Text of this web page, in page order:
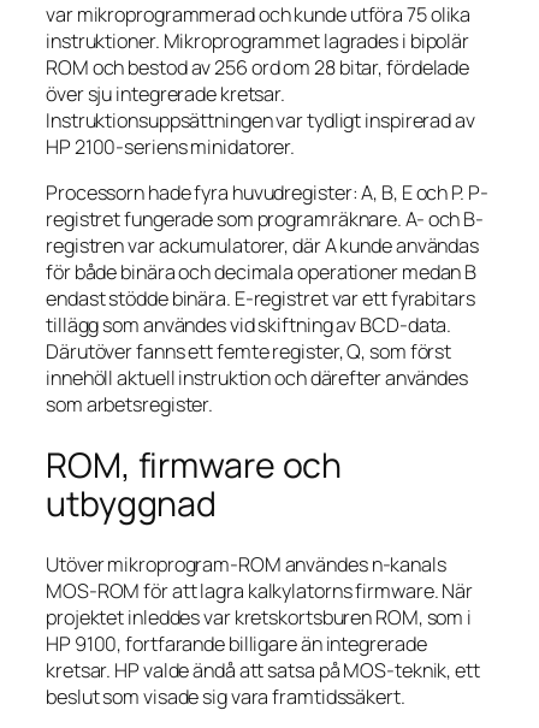
var mikroprogrammerad och kunde utföra 75 olika
instruktioner. Mikroprogrammet lagrades i bipolär
ROM och bestod av 256 ord om 28 bitar, fördelade
över sju integrerade kretsar.
Instruktionsuppsättningen var tydligt inspirerad av
HP 2100-seriens minidatorer.
Processorn hade fyra huvudregister: A, B, E och P. P-
registret fungerade som programräknare. A- och B-
registren var ackumulatorer, där A kunde användas
för både binära och decimala operationer medan B
endast stödde binära. E-registret var ett fyrabitars
tillägg som användes vid skiftning av BCD-data.
Därutöver fanns ett femte register, Q, som först
innehöll aktuell instruktion och därefter användes
som arbetsregister.
ROM, firmware och
utbyggnad
Utöver mikroprogram-ROM användes n-kanals
MOS-ROM för att lagra kalkylatorns firmware. När
projektet inleddes var kretskortsburen ROM, som i
HP 9100, fortfarande billigare än integrerade
kretsar. HP valde ändå att satsa på MOS-teknik, ett
beslut som visade sig vara framtidssäkert.